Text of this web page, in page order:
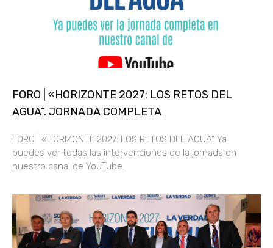
FORO | «HORIZONTE 2027: LOS RETOS DEL
AGUA”. JORNADA COMPLETA
FORO | «HORIZONTE 2027: LOS RETOS DEL AGUA” Ya
puedes ver todas las intervenciones de la jornada en
nuestro canal de YouTube.